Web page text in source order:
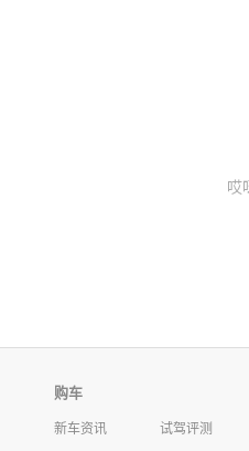
哎
购车
新车资讯
试驾评测